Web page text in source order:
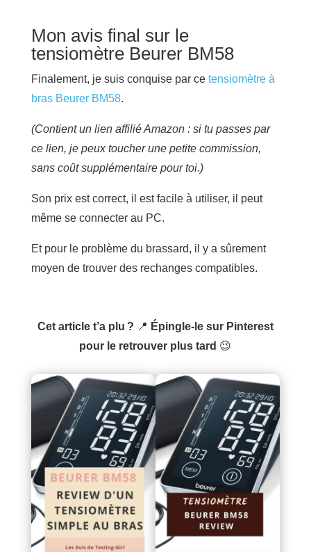
Mon avis final sur le
tensiomètre Beurer BM58
Finalement, je suis conquise par ce tensiomètre à
bras Beurer BM58.
(Contient un lien affilié Amazon : si tu passes par
ce lien, je peux toucher une petite commission,
sans coût supplémentaire pour toi.)
Son prix est correct, il est facile à utiliser, il peut
même se connecter au PC.
Et pour le problème du brassard, il y a sûrement
moyen de trouver des rechanges compatibles.
Cet article t’a plu ? 📍 Épingle-le sur Pinterest
pour le retrouver plus tard 😉